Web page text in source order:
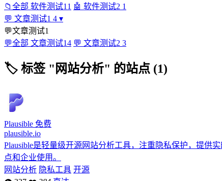
📁 全部 软件测试1 1 🤖 软件测试2 1
💬 文章测试1 4 ▾
💬文章测试1
💬全部 文章测试14 💬 文章测试2 3
🏷 标签 "网站分析" 的站点 (1)
Plausible 免费
plausible.io
Plausible是轻量级开源网站分析工具，注重隐私保护，提供
点和企业使用。
网站分析 隐私工具 开源